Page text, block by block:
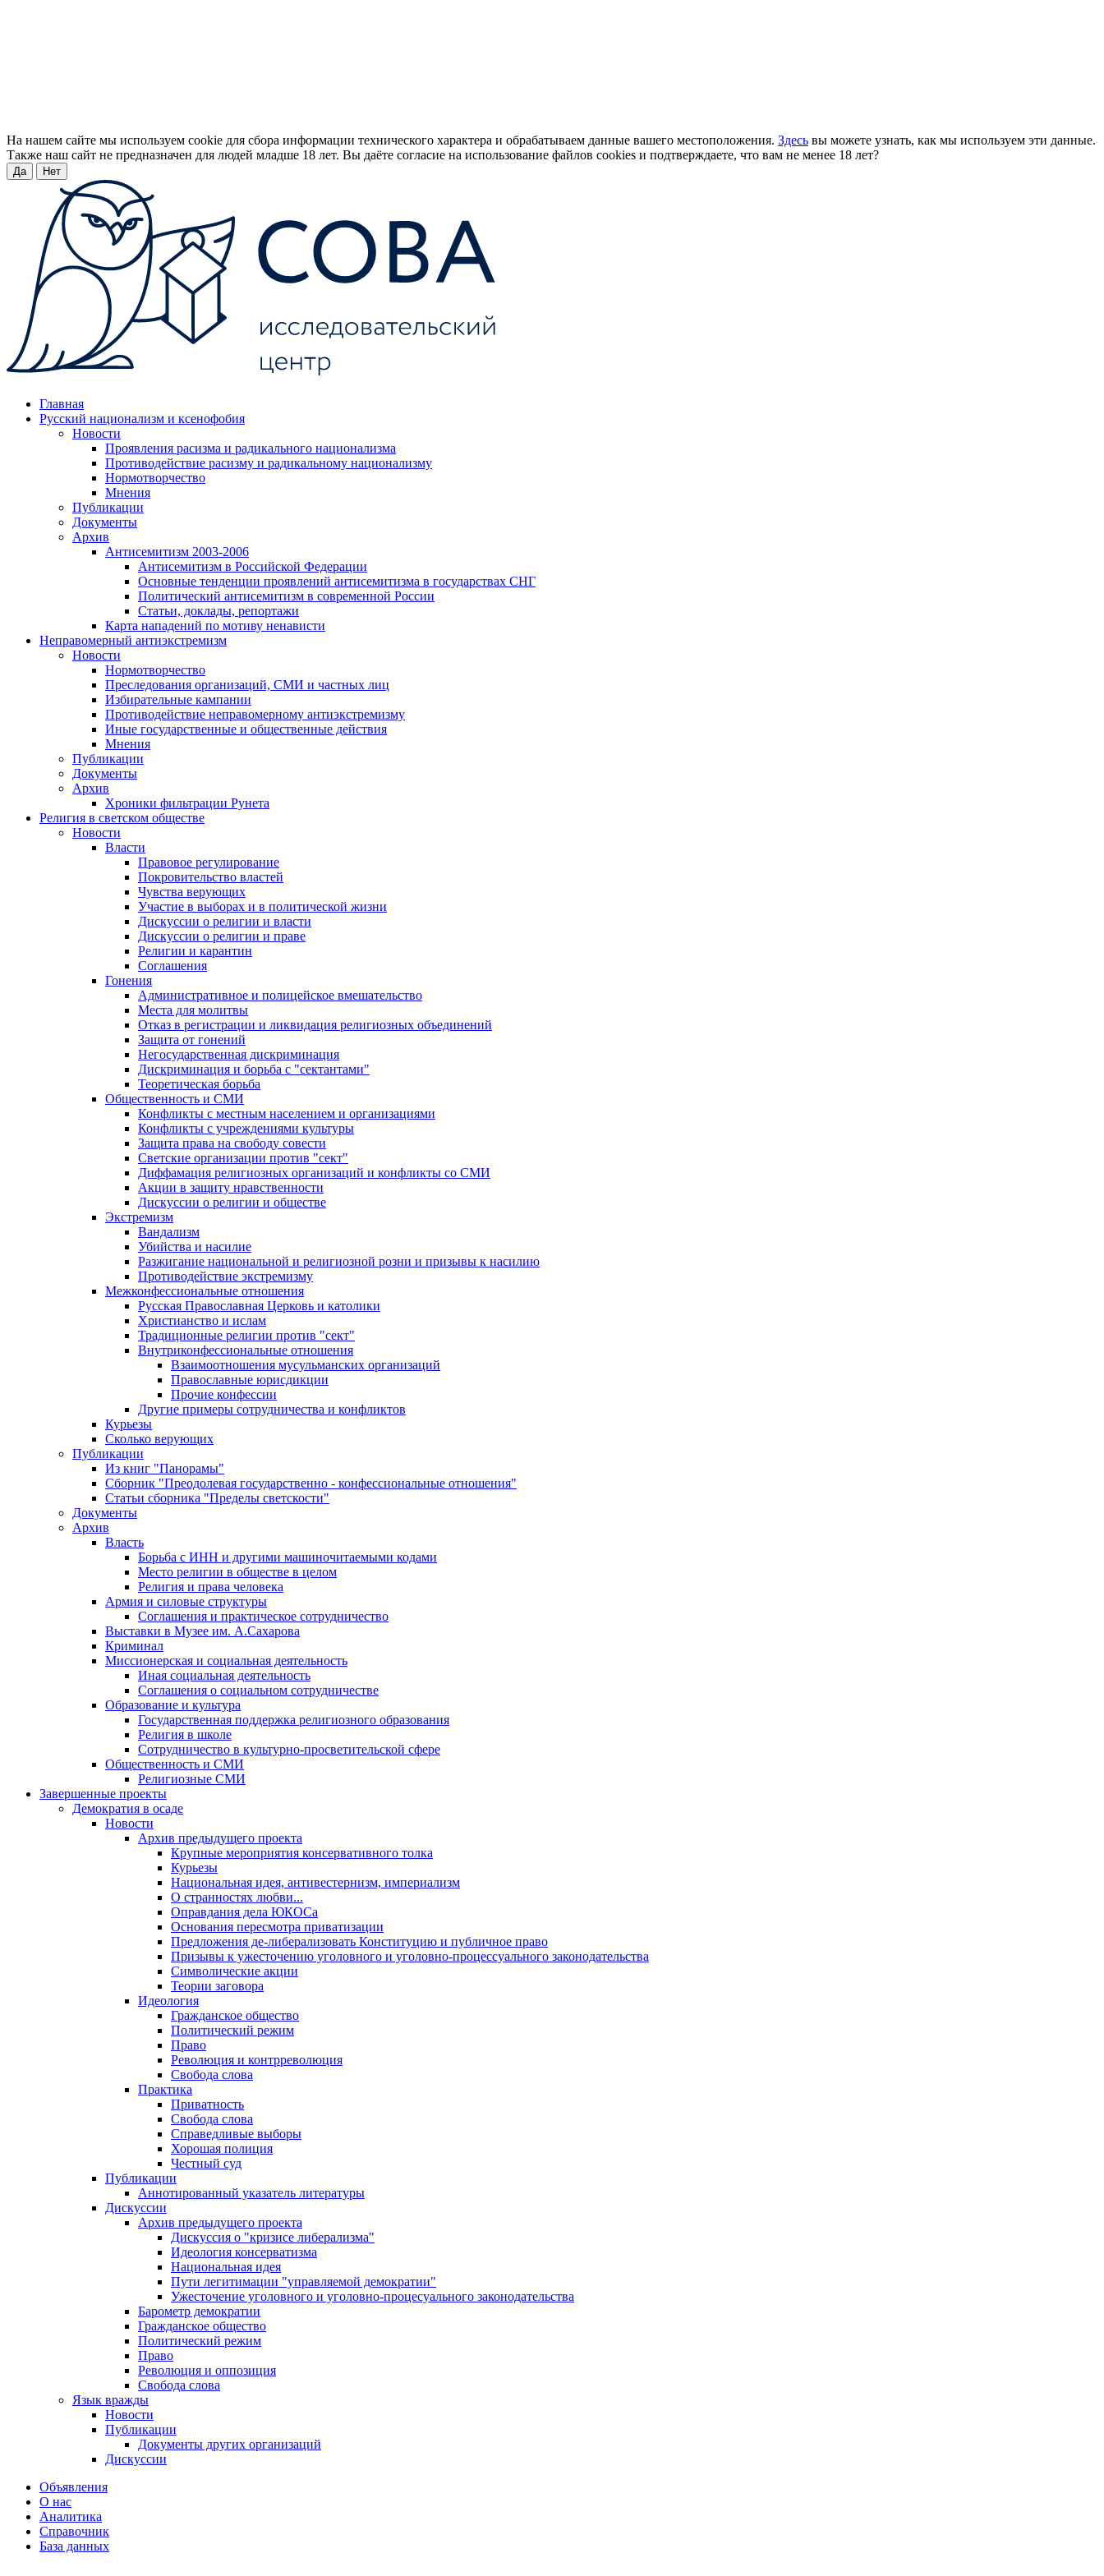
На нашем сайте мы используем cookie для сбора информации технического характера и обрабатываем данные вашего местоположения. Здесь вы можете узнать, как мы используем эти данные.
Также наш сайт не предназначен для людей младше 18 лет. Вы даёте согласие на использование файлов cookies и подтверждаете, что вам не менее 18 лет?
Да Нет
Главная
Русский национализм и ксенофобия
Новости
Проявления расизма и радикального национализма
Противодействие расизму и радикальному национализму
Нормотворчество
Мнения
Публикации
Документы
Архив
Антисемитизм 2003-2006
Антисемитизм в Российской Федерации
Основные тенденции проявлений антисемитизма в государствах СНГ
Политический антисемитизм в современной России
Статьи, доклады, репортажи
Карта нападений по мотиву ненависти
Неправомерный антиэкстремизм
Новости
Нормотворчество
Преследования организаций, СМИ и частных лиц
Избирательные кампании
Противодействие неправомерному антиэкстремизму
Иные государственные и общественные действия
Мнения
Публикации
Документы
Архив
Хроники фильтрации Рунета
Религия в светском обществе
Новости
Власти
Правовое регулирование
Покровительство властей
Чувства верующих
Участие в выборах и в политической жизни
Дискуссии о религии и власти
Дискуссии о религии и праве
Религии и карантин
Соглашения
Гонения
Административное и полицейское вмешательство
Места для молитвы
Отказ в регистрации и ликвидация религиозных объединений
Защита от гонений
Негосударственная дискриминация
Дискриминация и борьба с "сектантами"
Теоретическая борьба
Общественность и СМИ
Конфликты с местным населением и организациями
Конфликты с учреждениями культуры
Защита права на свободу совести
Светские организации против "сект"
Диффамация религиозных организаций и конфликты со СМИ
Акции в защиту нравственности
Дискуссии о религии и обществе
Экстремизм
Вандализм
Убийства и насилие
Разжигание национальной и религиозной розни и призывы к насилию
Противодействие экстремизму
Межконфессиональные отношения
Русская Православная Церковь и католики
Христианство и ислам
Традиционные религии против "сект"
Внутриконфессиональные отношения
Взаимоотношения мусульманских организаций
Православные юрисдикции
Прочие конфессии
Другие примеры сотрудничества и конфликтов
Курьезы
Сколько верующих
Публикации
Из книг "Панорамы"
Сборник "Преодолевая государственно - конфессиональные отношения"
Статьи сборника "Пределы светскости"
Документы
Архив
Власть
Борьба с ИНН и другими машиночитаемыми кодами
Место религии в обществе в целом
Религия и права человека
Армия и силовые структуры
Соглашения и практическое сотрудничество
Выставки в Музее им. А.Сахарова
Криминал
Миссионерская и социальная деятельность
Иная социальная деятельность
Соглашения о социальном сотрудничестве
Образование и культура
Государственная поддержка религиозного образования
Религия в школе
Сотрудничество в культурно-просветительской сфере
Общественность и СМИ
Религиозные СМИ
Завершенные проекты
Демократия в осаде
Новости
Архив предыдущего проекта
Крупные мероприятия консервативного толка
Курьезы
Национальная идея, антивестернизм, империализм
О странностях любви...
Оправдания дела ЮКОСа
Основания пересмотра приватизации
Предложения де-либерализовать Конституцию и публичное право
Призывы к ужесточению уголовного и уголовно-процессуального законодательства
Символические акции
Теории заговора
Идеология
Гражданское общество
Политический режим
Право
Революция и контрреволюция
Свобода слова
Практика
Приватность
Свобода слова
Справедливые выборы
Хорошая полиция
Честный суд
Публикации
Аннотированный указатель литературы
Дискуссии
Архив предыдущего проекта
Дискуссия о "кризисе либерализма"
Идеология консерватизма
Национальная идея
Пути легитимации "управляемой демократии"
Ужесточение уголовного и уголовно-процесуального законодательства
Барометр демократии
Гражданское общество
Политический режим
Право
Революция и оппозиция
Свобода слова
Язык вражды
Новости
Публикации
Документы других организаций
Дискуссии
Объявления
О нас
Аналитика
Справочник
База данных